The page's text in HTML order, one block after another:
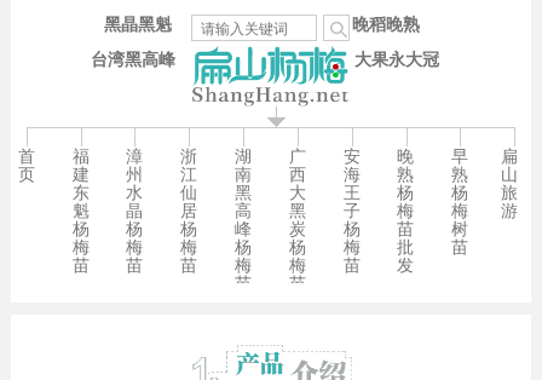
台湾黑高峰
晚稻晚熟
大果永大冠
黑晶黑魁
首
页
福
建
东
魁
杨
梅
苗
漳
州
水
晶
杨
梅
苗
浙
江
仙
居
杨
梅
苗
湖
南
黑
高
峰
杨
梅
苗
广
西
大
黑
炭
杨
梅
苗
安
海
王
子
杨
梅
苗
晚
熟
杨
梅
苗
批
发
早
熟
杨
梅
树
苗
扁
山
旅
游